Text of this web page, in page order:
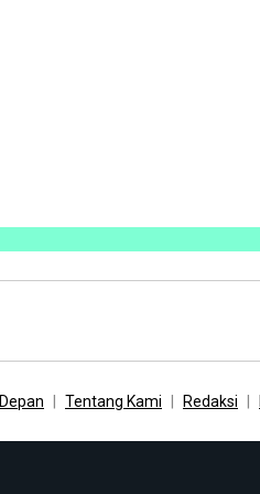
Depan Tentang Kami Redaksi